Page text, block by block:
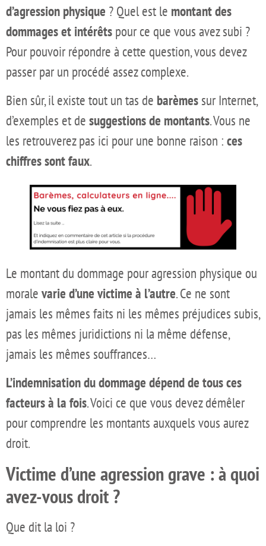
d’agression physique ? Quel est le montant des
dommages et intérêts pour ce que vous avez subi ?
Pour pouvoir répondre à cette question, vous devez
passer par un procédé assez complexe.
Bien sûr, il existe tout un tas de barèmes sur Internet,
d’exemples et de suggestions de montants. Vous ne
les retrouverez pas ici pour une bonne raison : ces
chiffres sont faux.
Le montant du dommage pour agression physique ou
morale varie d’une victime à l’autre. Ce ne sont
jamais les mêmes faits ni les mêmes préjudices subis,
pas les mêmes juridictions ni la même défense,
jamais les mêmes souffrances…
L’indemnisation du dommage dépend de tous ces
facteurs à la fois. Voici ce que vous devez démêler
pour comprendre les montants auxquels vous aurez
droit.
Victime d’une agression grave : à quoi
avez-vous droit ?
Que dit la loi ?